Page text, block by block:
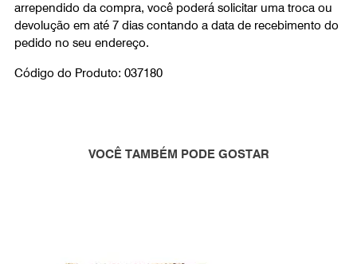
arrependido da compra, você poderá solicitar uma troca ou
devolução em até 7 dias contando a data de recebimento do
pedido no seu endereço.
Código do Produto: 037180
VOCÊ TAMBÉM PODE GOSTAR